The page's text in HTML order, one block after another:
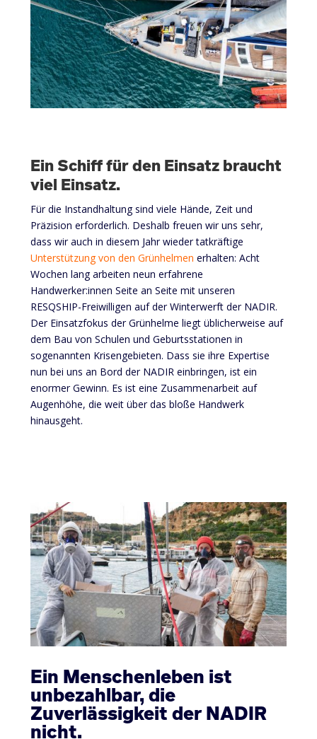
Ein Schiff für den Einsatz braucht
viel Einsatz.
Für die Instandhaltung sind viele Hände, Zeit und
Präzision erforderlich. Deshalb freuen wir uns sehr,
dass wir auch in diesem Jahr wieder tatkräftige
Unterstützung von den Grünhelmen erhalten: Acht
Wochen lang arbeiten neun erfahrene
Handwerker:innen Seite an Seite mit unseren
RESQSHIP-Freiwilligen auf der Winterwerft der NADIR.
Der Einsatzfokus der Grünhelme liegt üblicherweise auf
dem Bau von Schulen und Geburtsstationen in
sogenannten Krisengebieten. Dass sie ihre Expertise
nun bei uns an Bord der NADIR einbringen, ist ein
enormer Gewinn. Es ist eine Zusammenarbeit auf
Augenhöhe, die weit über das bloße Handwerk
hinausgeht.
Ein Menschenleben ist
unbezahlbar, die
Zuverlässigkeit der NADIR
nicht.